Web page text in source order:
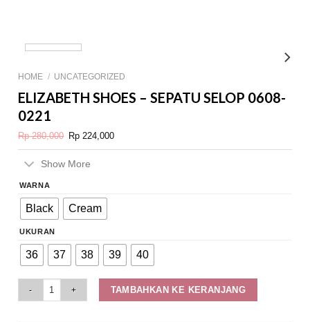
HOME / UNCATEGORIZED
ELIZABETH SHOES – SEPATU SELOP 0608-
0221
Rp280,000
Original
price
Rp 224,000Current
Show More
WARNA
Black Cream
UKURAN
36 37 38 39 40
TAMBAHKAN KE KERANJANG